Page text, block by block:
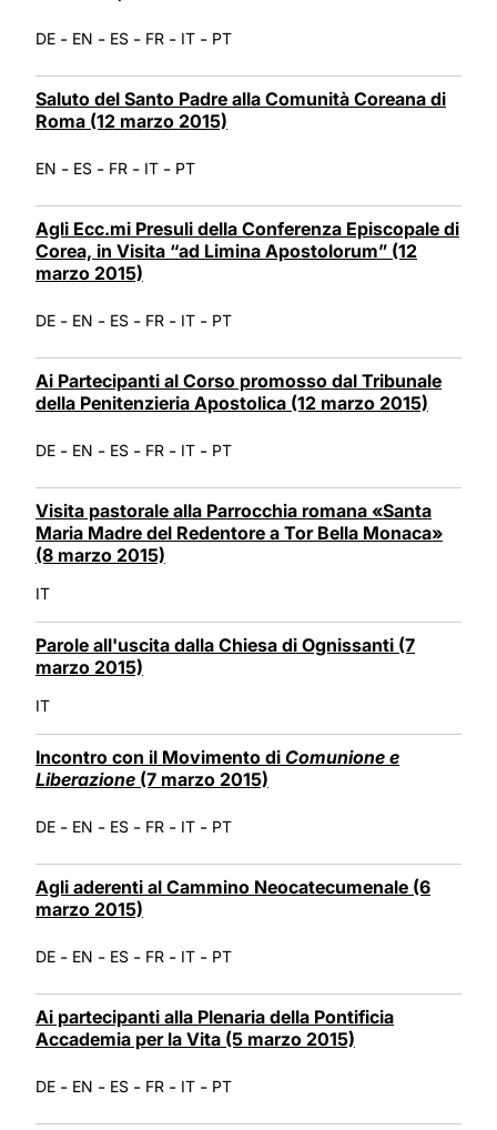
DE - EN - ES - FR - IT - PT
Saluto del Santo Padre alla Comunità Coreana di
Roma (12 marzo 2015)
EN - ES - FR - IT - PT
Agli Ecc.mi Presuli della Conferenza Episcopale di
Corea, in Visita “ad Limina Apostolorum” (12
marzo 2015)
DE - EN - ES - FR - IT - PT
Ai Partecipanti al Corso promosso dal Tribunale
della Penitenzieria Apostolica (12 marzo 2015)
DE - EN - ES - FR - IT - PT
Visita pastorale alla Parrocchia romana «Santa
Maria Madre del Redentore a Tor Bella Monaca»
(8 marzo 2015)
IT
Parole all'uscita dalla Chiesa di Ognissanti (7
marzo 2015)
IT
Incontro con il Movimento di Comunione e
Liberazione (7 marzo 2015)
DE - EN - ES - FR - IT - PT
Agli aderenti al Cammino Neocatecumenale (6
marzo 2015)
DE - EN - ES - FR - IT - PT
Ai partecipanti alla Plenaria della Pontificia
Accademia per la Vita (5 marzo 2015)
DE - EN - ES - FR - IT - PT